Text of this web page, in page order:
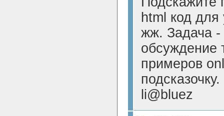
html код для
жж. Задача -
обсуждение
примеров
li@bluez